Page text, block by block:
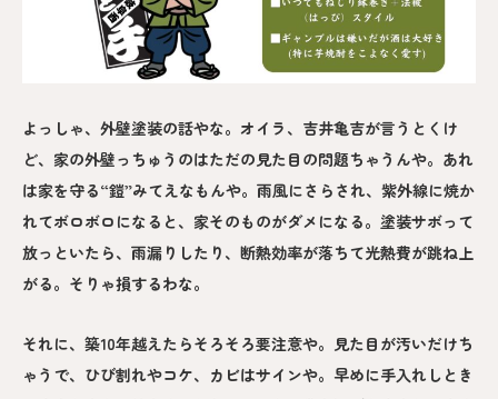
よっしゃ、外壁塗装の話やな。オイラ、吉井亀吉が言うとくけ
ど、家の外壁っちゅうのはただの見た目の問題ちゃうんや。あれ
は家を守る“鎧”みてえなもんや。雨風にさらされ、紫外線に焼か
れてボロボロになると、家そのものがダメになる。塗装サボって
放っといたら、雨漏りしたり、断熱効率が落ちて光熱費が跳ね上
がる。そりゃ損するわな。
それに、築10年越えたらそろそろ要注意や。見た目が汚いだけち
ゃうで、ひび割れやコケ、カビはサインや。早めに手入れしとき